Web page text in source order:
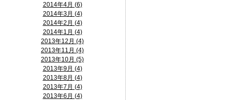
2014年4月 (6)
2014年3月 (4)
2014年2月 (4)
2014年1月 (4)
2013年12月 (4)
2013年11月 (4)
2013年10月 (5)
2013年9月 (4)
2013年8月 (4)
2013年7月 (4)
2013年6月 (4)